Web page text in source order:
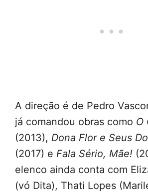
A direção é de Pedro
já comandou obras como O
(2013), Dona Flor e Seus
(2017) e Fala Sério, Mãe!
elenco ainda conta com
(vó Dita), Thati Lopes